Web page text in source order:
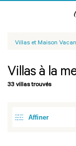
Villas et Maison
Villas à la
33 villas trouvés
Affiner